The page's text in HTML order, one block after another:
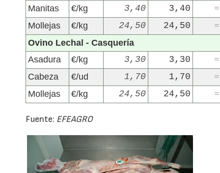
Manitas
€/kg 3,40 3,40
=
Mollejas
€/kg 24,50 24,50
=
Ovino Lechal - Casquería
Asadura
€/kg 3,30 3,30
=
Cabeza
€/ud 1,70 1,70
=
Mollejas
€/kg 24,50 24,50 =
Fuente: EFEAGRO